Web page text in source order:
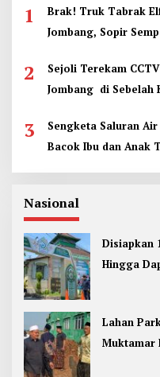
1
Brak! Truk Tabrak
Jombang, Sopir
2
Sejoli Terekam
Jombang di Sebelah
3
Sengketa Saluran
Bacok Ibu dan Anak
Nasional
Disiapkan
Hingga
Lahan
Muktamar